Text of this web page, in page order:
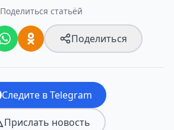
Поделиться статьёй
Поделиться
Следите в Telegram
Прислать новость